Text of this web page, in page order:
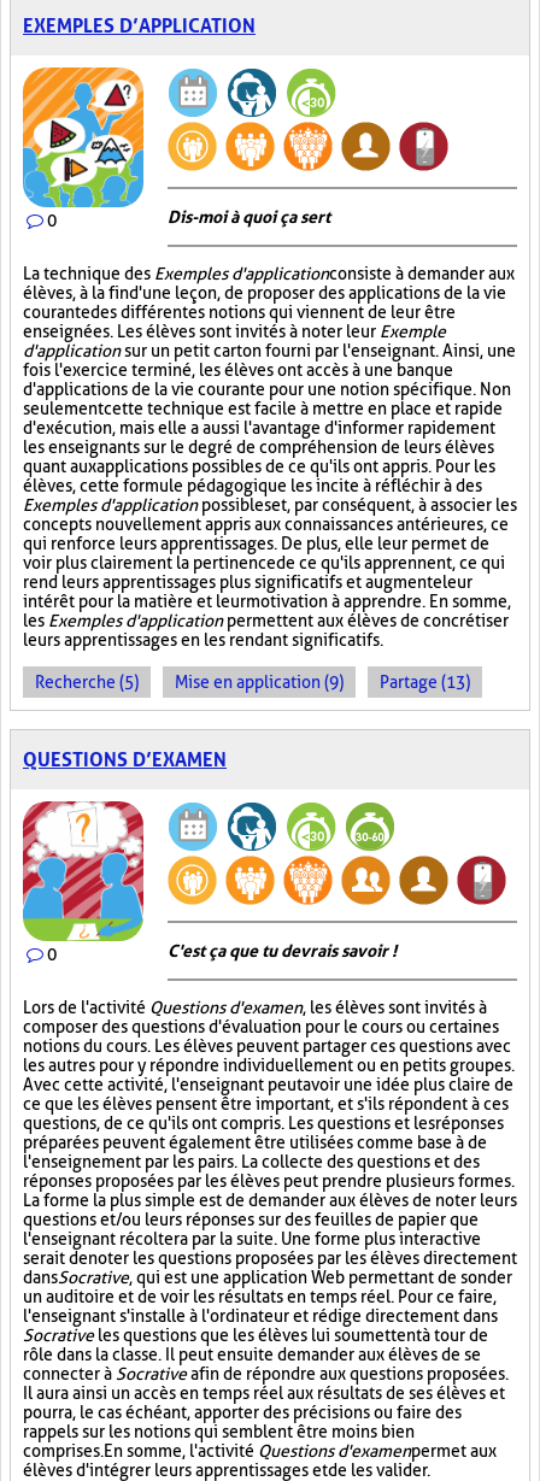
EXEMPLES D’APPLICATION
0 Dis-moi à quoi ça sert
La technique des Exemples d'applicationconsiste à demander aux
élèves, à la fin d'une leçon, de proposer des applications de la vie
courante des différentes notions qui viennent de leur être
enseignées. Les élèves sont invités à noter leur Exemple
d'applicationsur un petit carton fourni par l'enseignant. Ainsi, une
fois l'exercice terminé, les élèves ont accès à une banque
d'applications de la vie courante pour une notion spécifique. Non
seulement cette technique est facile à mettre en place et rapide
d'exécution, mais elle a aussi l'avantage d'informer rapidement
les enseignants sur le degré de compréhension de leurs élèves
quant aux applications possibles de ce qu'ils ont appris. Pour les
élèves, cette formule pédagogique les incite à réfléchir à des
Exemples d'applicationpossibles et, par conséquent, à associer les
concepts nouvellement appris aux connaissances antérieures, ce
qui renforce leurs apprentissages. De plus, elle leur permet de
voir plus clairement la pertinence de ce qu'ils apprennent, ce qui
rend leurs apprentissages plus significatifs et augmente leur
intérêt pour la matière et leur motivation à apprendre. En somme,
les Exemples d'applicationpermettent aux élèves de concrétiser
leurs apprentissages en les rendant significatifs.
Recherche (5) Mise en application (9) Partage (13)
QUESTIONS D’EXAMEN
0 C'est ça que tu devrais savoir !
Lors de l'activité Questions d'examen, les élèves sont invités à
composer des questions d'évaluation pour le cours ou certaines
notions du cours. Les élèves peuvent partager ces questions avec
les autres pour y répondre individuellement ou en petits groupes.
Avec cette activité, l'enseignant peut avoir une idée plus claire de
ce que les élèves pensent être important, et s'ils répondent à ces
questions, de ce qu'ils ont compris. Les questions et les réponses
préparées peuvent également être utilisées comme base à de
l'enseignement par les pairs. La collecte des questions et des
réponses proposées par les élèves peut prendre plusieurs formes.
La forme la plus simple est de demander aux élèves de noter leurs
questions et/ou leurs réponses sur des feuilles de papier que
l'enseignant récoltera par la suite. Une forme plus interactive
serait de noter les questions proposées par les élèves directement
dansSocrative, qui est une application Web permettant de sonder
un auditoire et de voir les résultats en temps réel. Pour ce faire,
l'enseignant s'installe à l'ordinateur et rédige directement dans
Socrativeles questions que les élèves lui soumettent à tour de
rôle dans la classe. Il peut ensuite demander aux élèves de se
connecter à Socrativeafin de répondre aux questions proposées.
Il aura ainsi un accès en temps réel aux résultats de ses élèves et
pourra, le cas échéant, apporter des précisions ou faire des
rappels sur les notions qui semblent être moins bien
comprises. En somme, l'activité Questions d'examenpermet aux
élèves d'intégrer leurs apprentissages et de les valider.